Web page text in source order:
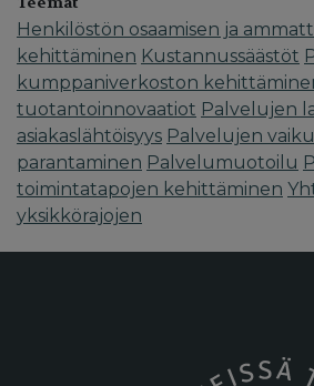
Henkilöstön osaamisen ja
kehittäminen Kustannussäästöt
kumppaniverkoston
tuotantoinnovaatiot Palvelujen
asiakaslähtöisyys Palvelujen
parantaminen Palvelumuotoilu
toimintatapojen kehittäminen
yksikkörajojen